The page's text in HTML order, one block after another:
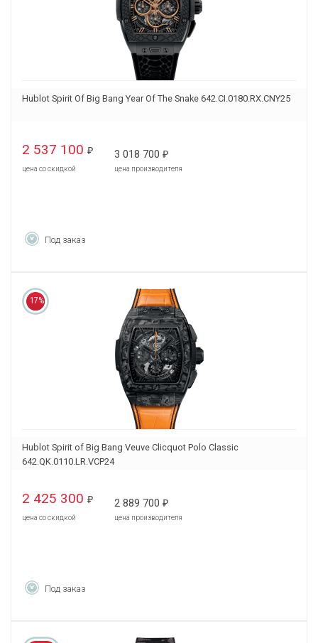
Hublot Spirit Of Big Bang Year Of The Snake 642.CI.0180.RX.CNY25
2 537 100 ₽
цена со скидкой
3 018 700 ₽
цена производителя
Под заказ
17%
Hublot Spirit of Big Bang Veuve Clicquot Polo Classic
642.QK.0110.LR.VCP24
2 425 300 ₽
цена со скидкой
2 889 700 ₽
цена производителя
Под заказ